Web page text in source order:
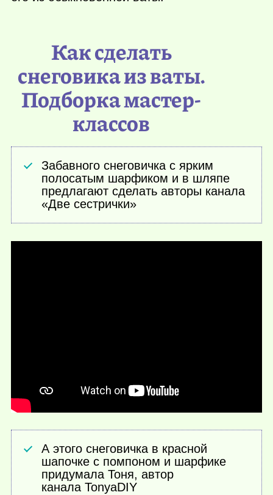
Как сделать
снеговика из ваты.
Подборка мастер-
классов
Забавного снеговичка с ярким
полосатым шарфиком и в шляпе
предлагают сделать авторы канала
«Две сестрички»
А этого снеговичка в красной
шапочке с помпоном и шарфике
придумала Тоня, автор
канала TonyaDIY